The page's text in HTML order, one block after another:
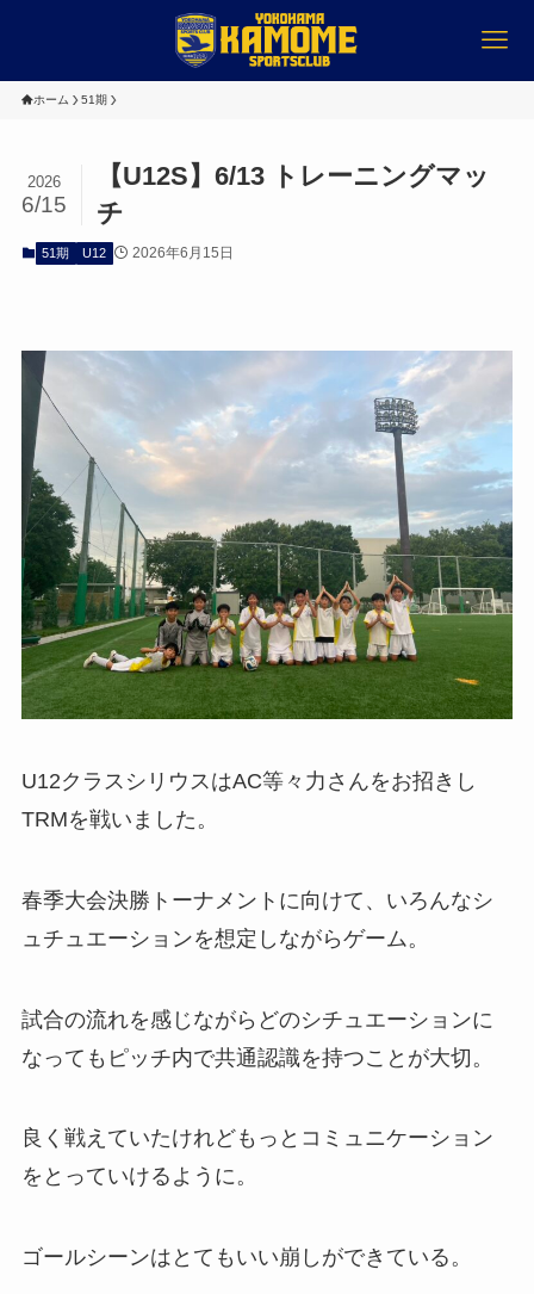
ホーム 51期
【U12S】6/13 トレーニングマッ
チ
2026
6/15
51期 U12 2026年6月15日
U12クラスシリウスはAC等々力さんをお招きし
TRMを戦いました。
春季大会決勝トーナメントに向けて、いろんなシ
ュチュエーションを想定しながらゲーム。
試合の流れを感じながらどのシチュエーションに
なってもピッチ内で共通認識を持つことが大切。
良く戦えていたけれどもっとコミュニケーション
をとっていけるように。
ゴールシーンはとてもいい崩しができている。